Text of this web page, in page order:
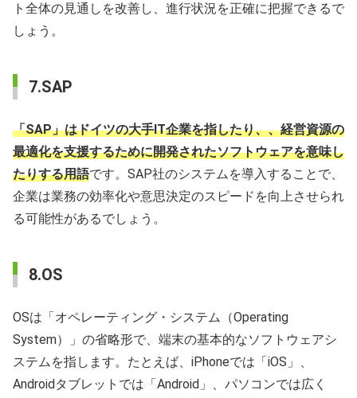
ト全体の見通しを改善し、進行状況を正確に把握できるで
しょう。
7.SAP
「SAP」はドイツの大手IT企業を指したり、、経営資源の
最適化を支援するために開発されたソフトウェアを意味し
たりする用語です。SAP社のシステムを導入することで、
企業は業務の効率化や意思決定のスピードを向上させられ
る可能性があるでしょう。
8.OS
OSは「オペレーティング・システム（Operating
System）」の省略形で、端末の基本的なソフトウェアシ
ステムを指します。たとえば、iPhoneでは「iOS」、
Androidタブレットでは「Android」、パソコンでは広く